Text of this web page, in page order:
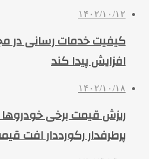
۱۴۰۲/۱۰/۱۲
کیفیت خدمات رسانی در
افزایش پیدا کند
۱۴۰۲/۱۰/۱۸
ریزش قیمت برخی خودروها
پرطرفدار رکورددار افت